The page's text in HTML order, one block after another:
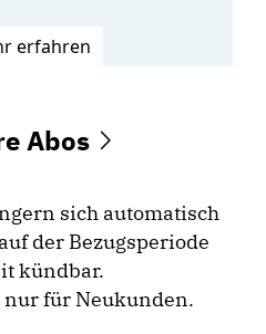
erfahren
Abos
sich automatisch
der Bezugsperiode
kündbar.
nur für Neukunden.